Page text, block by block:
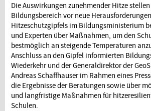
Die Auswirkungen zunehmender Hitze
Bildungsbereich vor neue
Hitzeschutzgipfels im Bildungsministerium
und Experten über Maßnahmen, um den
bestmöglich an steigende Temperaturen
Anschluss an den Gipfel informierten
Wiederkehr und der Generaldirektor der
Andreas Schaffhauser im Rahmen eines
die Ergebnisse der Beratungen sowie über
und langfristige Maßnahmen für
Schulen.